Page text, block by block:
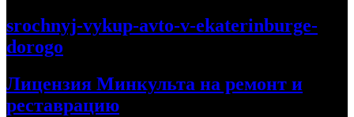
srochnyj-vykup-avto-v-ekaterinburge-
dorogo
Лицензия Минкульта на ремонт и
реставрацию